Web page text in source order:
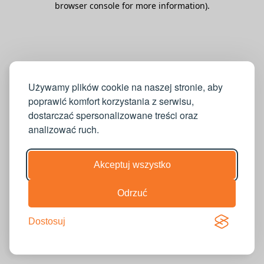
Używamy plików cookie na naszej stronie, aby
poprawić komfort korzystania z serwisu,
dostarczać spersonalizowane treści oraz
analizować ruch.
Akceptuj wszystko
Odrzuć
Dostosuj
browser console for more information).